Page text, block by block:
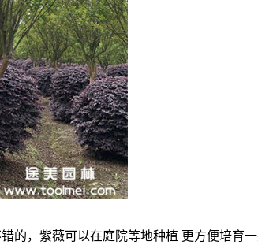
的，紫薇可以在庭院等地种植 更方便培育